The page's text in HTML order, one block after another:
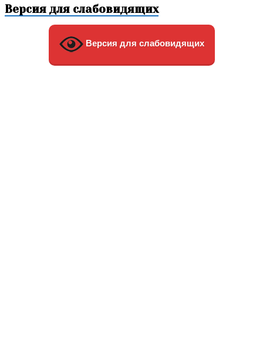
Версия для слабовидящих
Версия для слабовидящих